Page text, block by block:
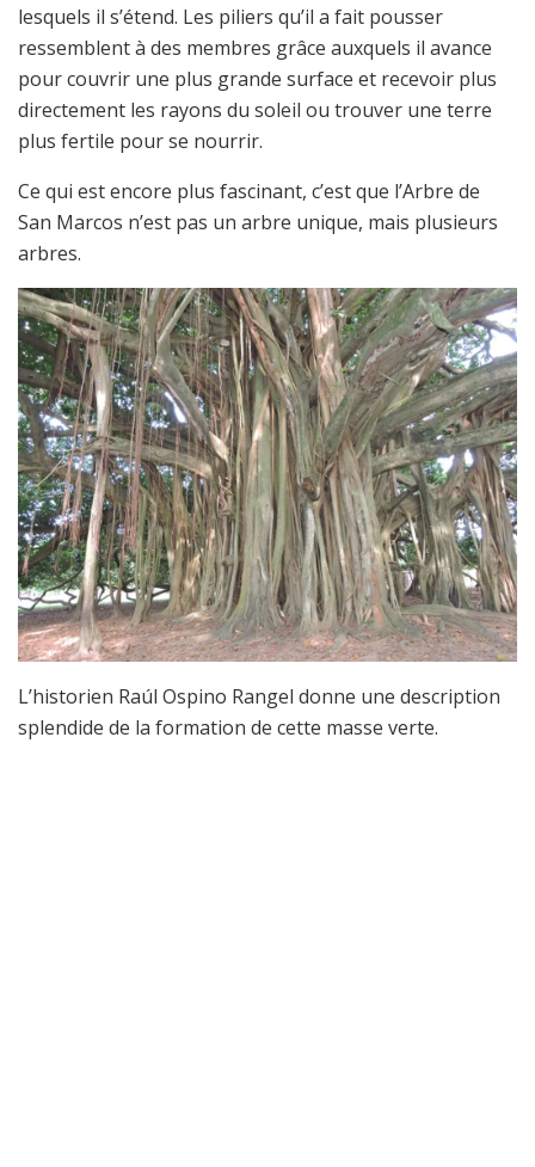
lesquels il s’étend. Les piliers qu’il a fait pousser
ressemblent à des membres grâce auxquels il avance
pour couvrir une plus grande surface et recevoir plus
directement les rayons du soleil ou trouver une terre
plus fertile pour se nourrir.
Ce qui est encore plus fascinant, c’est que l’Arbre de
San Marcos n’est pas un arbre unique, mais plusieurs
arbres.
L’historien Raúl Ospino Rangel donne une description
splendide de la formation de cette masse verte.